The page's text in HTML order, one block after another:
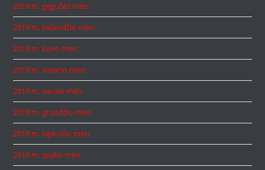
2019 m. gegužės mėn.
2019 m. balandžio mėn.
2019 m. kovo mėn.
2019 m. vasario mėn.
2019 m. sausio mėn.
2018 m. gruodžio mėn.
2018 m. lapkričio mėn.
2018 m. spalio mėn.